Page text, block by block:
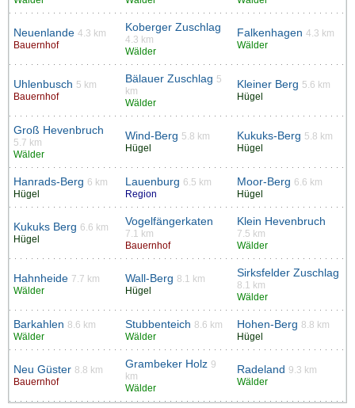
Neuenlande 4.3 km
Bauernhof
Koberger Zuschlag
4.3 km
Wälder
Falkenhagen 4.3 km
Wälder
Uhlenbusch 5 km
Bauernhof
Bälauer Zuschlag 5
km
Wälder
Kleiner Berg 5.6 km
Hügel
Groß Hevenbruch
5.7 km
Wälder
Wind-Berg 5.8 km
Hügel
Kukuks-Berg 5.8 km
Hügel
Hanrads-Berg 6 km
Hügel
Lauenburg 6.5 km
Region
Moor-Berg 6.6 km
Hügel
Kukuks Berg 6.6 km
Hügel
Vogelfängerkaten
7.1 km
Bauernhof
Klein Hevenbruch
7.5 km
Wälder
Hahnheide 7.7 km
Wälder
Wall-Berg 8.1 km
Hügel
Sirksfelder Zuschlag
8.1 km
Wälder
Barkahlen 8.6 km
Wälder
Stubbenteich 8.6 km
Wälder
Hohen-Berg 8.8 km
Hügel
Neu Güster 8.8 km
Bauernhof
Grambeker Holz 9
km
Wälder
Radeland 9.3 km
Wälder